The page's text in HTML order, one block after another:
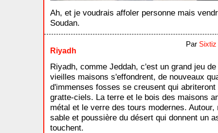
Ah, et je voudrais affoler personne mais
Soudan.
Riyadh
Par Sixtiz
Riyadh, comme Jeddah, c'est un grand jeu
vieilles maisons s'effondrent, de nouveaux
d'immenses fosses se creusent qui
gratte-ciels. La terre et le bois des maisons
métal et le verre des tours modernes.
sable et poussière du désert qui donnent un
touchent.